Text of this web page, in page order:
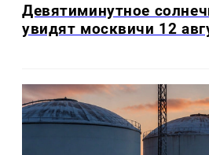
Девятиминутное
увидят москвичи 12